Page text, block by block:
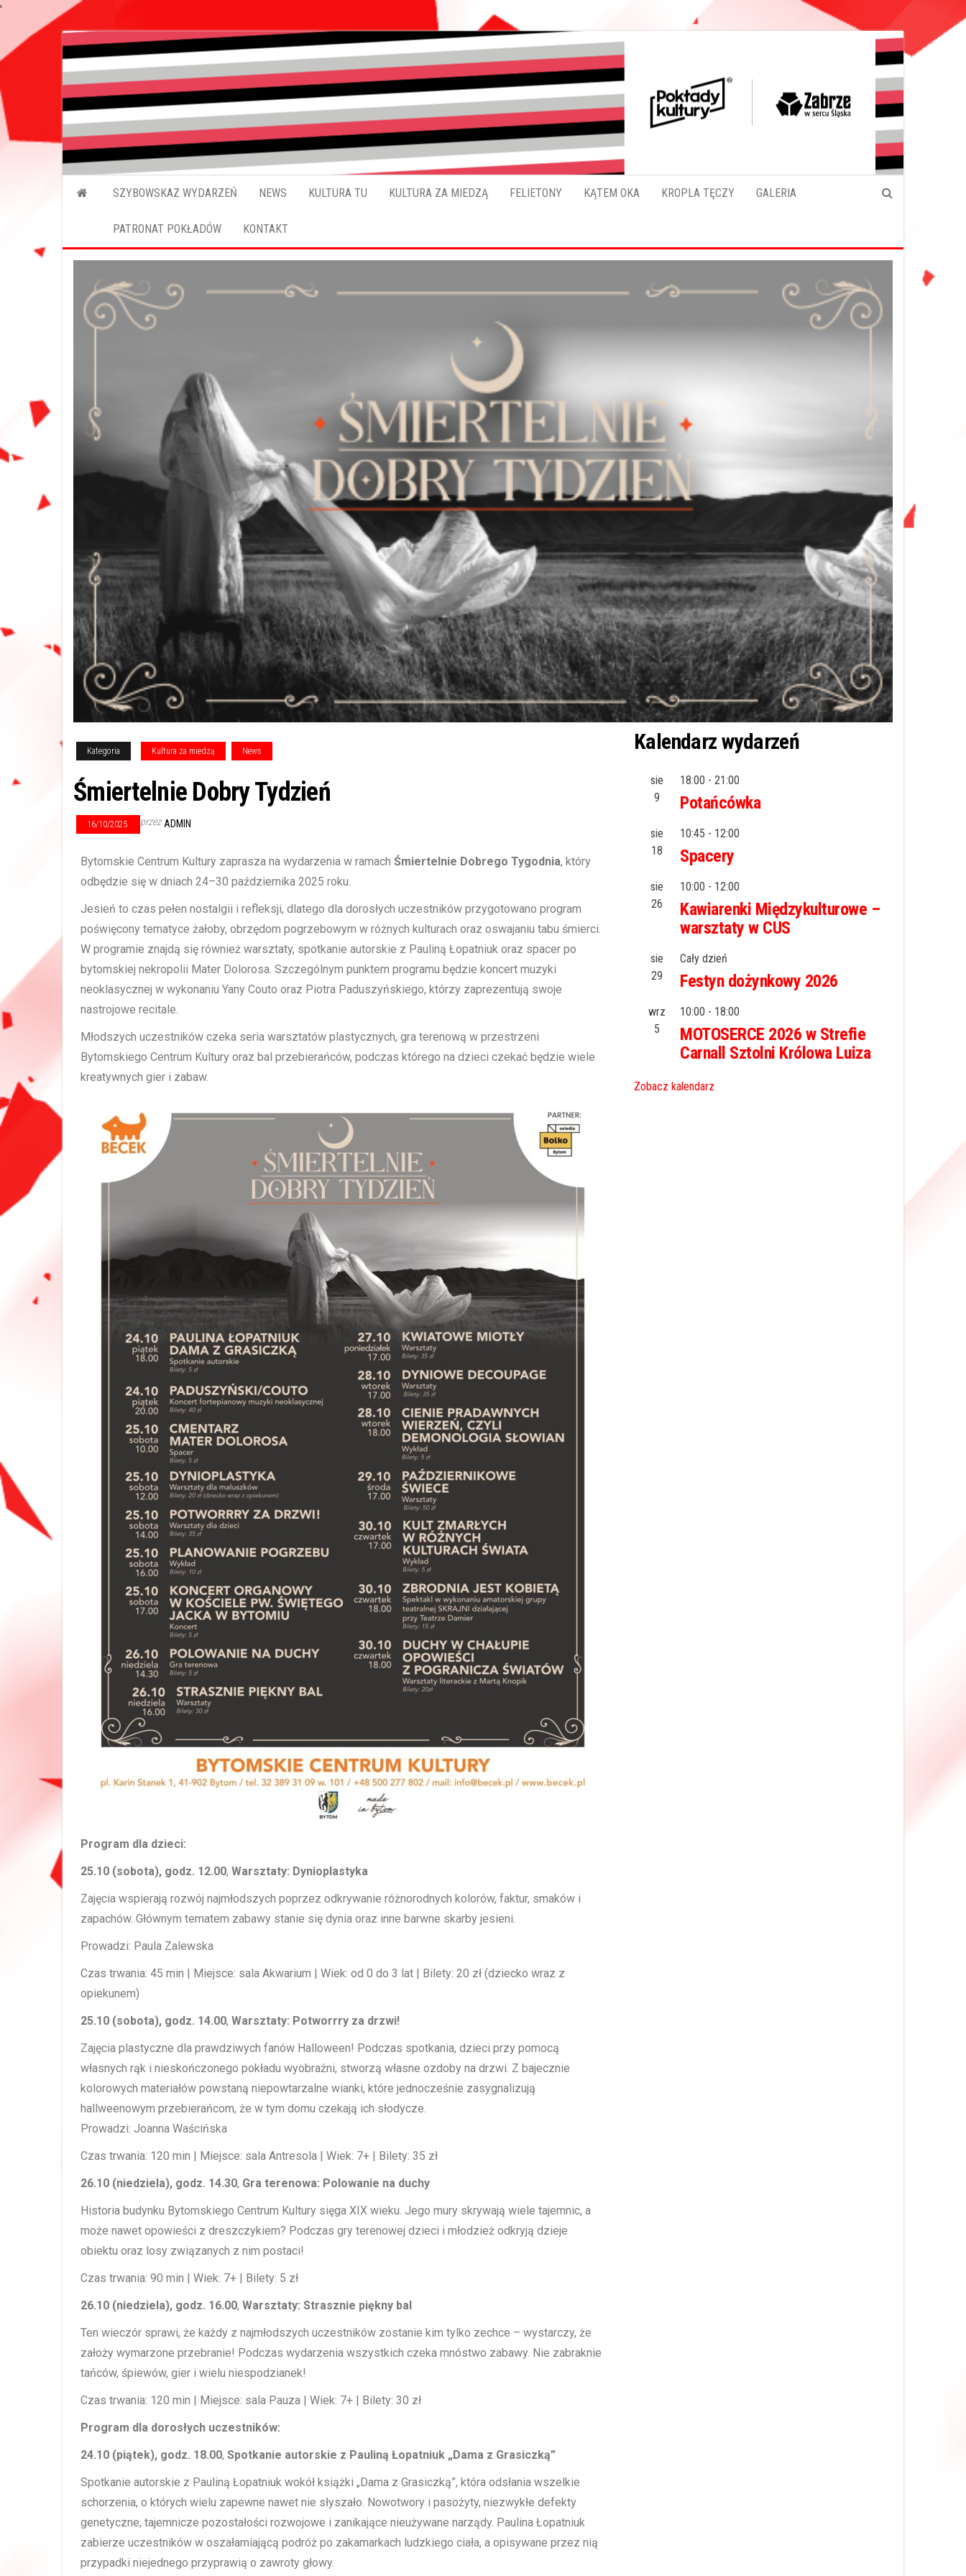
'
Pokładykultury.eu
SZYBOWSKAZ WYDARZEŃ NEWS KULTURA TU KULTURA ZA MIEDZĄ FELIETONY KĄTEM OKA KROPLA TĘCZY GALERIA
PATRONAT POKŁADÓW KONTAKT
Kategoria Kultura za miedzą News
Śmiertelnie Dobry Tydzień
16/10/2025 przez ADMIN
Bytomskie Centrum Kultury zaprasza na wydarzenia w ramach Śmiertelnie Dobrego Tygodnia, który
odbędzie się w dniach 24–30 października 2025 roku.
Jesień to czas pełen nostalgii i refleksji, dlatego dla dorosłych uczestników przygotowano program
poświęcony tematyce żałoby, obrzędom pogrzebowym w różnych kulturach oraz oswajaniu tabu śmierci.
W programie znajdą się również warsztaty, spotkanie autorskie z Pauliną Łopatniuk oraz spacer po
bytomskiej nekropolii Mater Dolorosa. Szczególnym punktem programu będzie koncert muzyki
neoklasycznej w wykonaniu Yany Couto oraz Piotra Paduszyńskiego, którzy zaprezentują swoje
nastrojowe recitale.
Młodszych uczestników czeka seria warsztatów plastycznych, gra terenową w przestrzeni
Bytomskiego Centrum Kultury oraz bal przebierańców, podczas którego na dzieci czekać będzie wiele
kreatywnych gier i zabaw.
Program dla dzieci:
25.10 (sobota), godz. 12.00, Warsztaty: Dynioplastyka
Zajęcia wspierają rozwój najmłodszych poprzez odkrywanie różnorodnych kolorów, faktur, smaków i
zapachów. Głównym tematem zabawy stanie się dynia oraz inne barwne skarby jesieni.
Prowadzi: Paula Zalewska
Czas trwania: 45 min | Miejsce: sala Akwarium | Wiek: od 0 do 3 lat | Bilety: 20 zł (dziecko wraz z
opiekunem)
25.10 (sobota), godz. 14.00, Warsztaty: Potworrry za drzwi!
Zajęcia plastyczne dla prawdziwych fanów Halloween! Podczas spotkania, dzieci przy pomocą
własnych rąk i nieskończonego pokładu wyobraźni, stworzą własne ozdoby na drzwi. Z bajecznie
kolorowych materiałów powstaną niepowtarzalne wianki, które jednocześnie zasygnalizują
hallweenowym przebierańcom, że w tym domu czekają ich słodycze.
Prowadzi: Joanna Waścińska
Czas trwania: 120 min | Miejsce: sala Antresola | Wiek: 7+ | Bilety: 35 zł
26.10 (niedziela), godz. 14.30, Gra terenowa: Polowanie na duchy
Historia budynku Bytomskiego Centrum Kultury sięga XIX wieku. Jego mury skrywają wiele tajemnic, a
może nawet opowieści z dreszczykiem? Podczas gry terenowej dzieci i młodzież odkryją dzieje
obiektu oraz losy związanych z nim postaci!
Czas trwania: 90 min | Wiek: 7+ | Bilety: 5 zł
26.10 (niedziela), godz. 16.00, Warsztaty: Strasznie piękny bal
Ten wieczór sprawi, że każdy z najmłodszych uczestników zostanie kim tylko zechce – wystarczy, że
założy wymarzone przebranie! Podczas wydarzenia wszystkich czeka mnóstwo zabawy. Nie zabraknie
tańców, śpiewów, gier i wielu niespodzianek!
Czas trwania: 120 min | Miejsce: sala Pauza | Wiek: 7+ | Bilety: 30 zł
Program dla dorosłych uczestników:
24.10 (piątek), godz. 18.00, Spotkanie autorskie z Pauliną Łopatniuk „Dama z Grasiczką”
Spotkanie autorskie z Pauliną Łopatniuk wokół książki „Dama z Grasiczką”, która odsłania wszelkie
schorzenia, o których wielu zapewne nawet nie słyszało. Nowotwory i pasożyty, niezwykłe defekty
genetyczne, tajemnicze pozostałości rozwojowe i zanikające nieużywane narządy. Paulina Łopatniuk
zabierze uczestników w oszałamiającą podróż po zakamarkach ludzkiego ciała, a opisywane przez nią
przypadki niejednego przyprawią o zawroty głowy.
Kalendarz wydarzeń
sie
9
18:00 - 21:00
Potańcówka
sie
18
10:45 - 12:00
Spacery
sie
26
10:00 - 12:00
Kawiarenki Międzykulturowe –
warsztaty w CUS
sie
29
Cały dzień
Festyn dożynkowy 2026
wrz
5
10:00 - 18:00
MOTOSERCE 2026 w Strefie
Carnall Sztolni Królowa Luiza
Zobacz kalendarz